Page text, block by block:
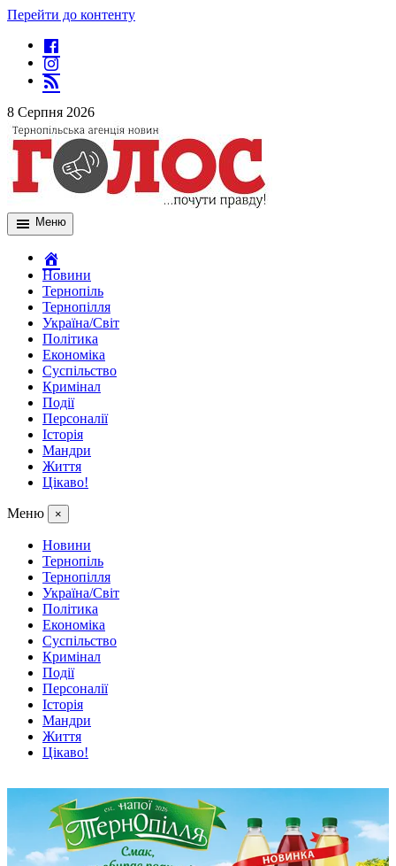
Перейти до контенту
8 Серпня 2026
Меню
Новини
Тернопіль
Тернопілля
Україна/Світ
Політика
Економіка
Суспільство
Кримінал
Події
Персоналії
Історія
Мандри
Життя
Цікаво!
Меню ×
Новини
Тернопіль
Тернопілля
Україна/Світ
Політика
Економіка
Суспільство
Кримінал
Події
Персоналії
Історія
Мандри
Життя
Цікаво!